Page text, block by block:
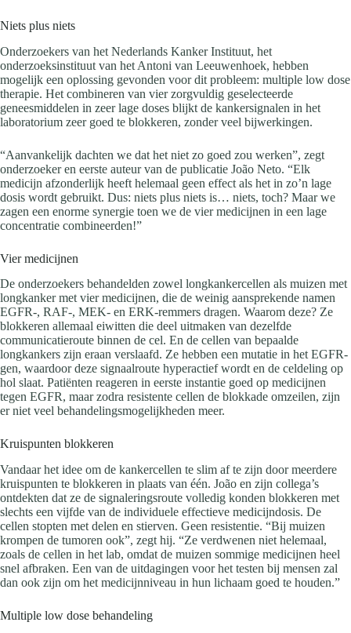
Niets plus niets
Onderzoekers van het Nederlands Kanker Instituut, het
onderzoeksinstituut van het Antoni van Leeuwenhoek, hebben
mogelijk een oplossing gevonden voor dit probleem: multiple low dose
therapie. Het combineren van vier zorgvuldig geselecteerde
geneesmiddelen in zeer lage doses blijkt de kankersignalen in het
laboratorium zeer goed te blokkeren, zonder veel bijwerkingen.
“Aanvankelijk dachten we dat het niet zo goed zou werken”, zegt
onderzoeker en eerste auteur van de publicatie João Neto. “Elk
medicijn afzonderlijk heeft helemaal geen effect als het in zo’n lage
dosis wordt gebruikt. Dus: niets plus niets is… niets, toch? Maar we
zagen een enorme synergie toen we de vier medicijnen in een lage
concentratie combineerden!”
Vier medicijnen
De onderzoekers behandelden zowel longkankercellen als muizen met
longkanker met vier medicijnen, die de weinig aansprekende namen
EGFR-, RAF-, MEK- en ERK-remmers dragen. Waarom deze? Ze
blokkeren allemaal eiwitten die deel uitmaken van dezelfde
communicatieroute binnen de cel. En de cellen van bepaalde
longkankers zijn eraan verslaafd. Ze hebben een mutatie in het EGFR-
gen, waardoor deze signaalroute hyperactief wordt en de celdeling op
hol slaat. Patiënten reageren in eerste instantie goed op medicijnen
tegen EGFR, maar zodra resistente cellen de blokkade omzeilen, zijn
er niet veel behandelingsmogelijkheden meer.
Kruispunten blokkeren
Vandaar het idee om de kankercellen te slim af te zijn door meerdere
kruispunten te blokkeren in plaats van één. João en zijn collega’s
ontdekten dat ze de signaleringsroute volledig konden blokkeren met
slechts een vijfde van de individuele effectieve medicijndosis. De
cellen stopten met delen en stierven. Geen resistentie. “Bij muizen
krompen de tumoren ook”, zegt hij. “Ze verdwenen niet helemaal,
zoals de cellen in het lab, omdat de muizen sommige medicijnen heel
snel afbraken. Een van de uitdagingen voor het testen bij mensen zal
dan ook zijn om het medicijnniveau in hun lichaam goed te houden.”
Multiple low dose behandeling